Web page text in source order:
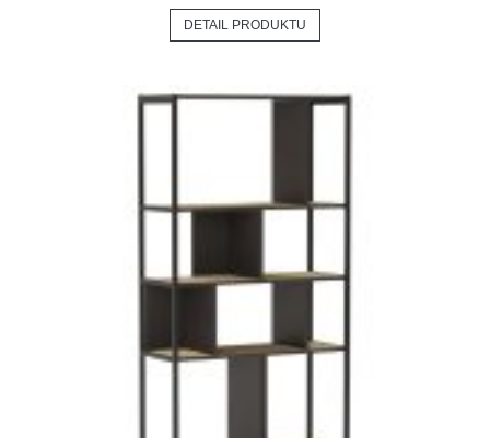
DETAIL PRODUKTU